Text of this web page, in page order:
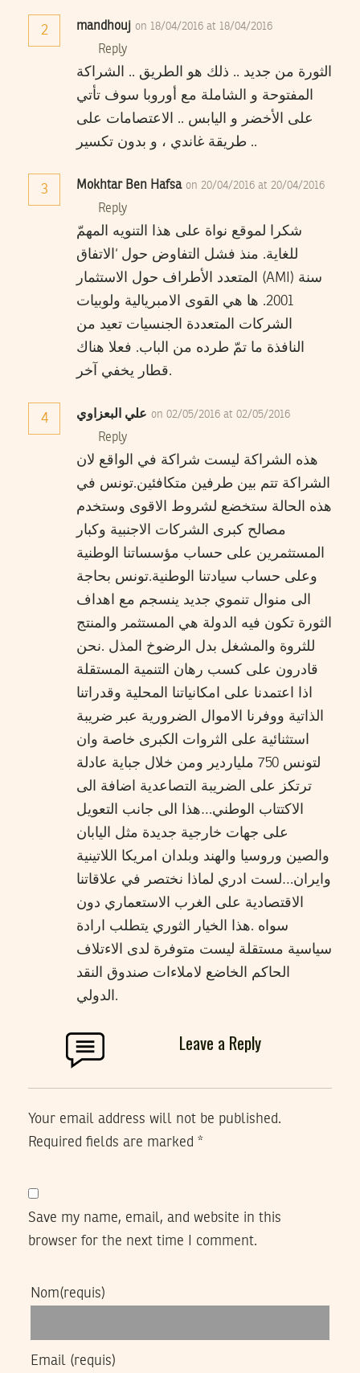
2 mandhouj on 18/04/2016 at 18/04/2016
Reply
الثورة من جديد .. ذلك هو الطريق .. الشراكة
المفتوحة و الشاملة مع أوروبا سوف تأتي
على الأخضر و اليابس .. الاعتصامات على
طريقة غاندي ، و بدون تكسير ..
3 Mokhtar Ben Hafsa on 20/04/2016 at 20/04/2016
Reply
شكرا لموقع نواة على هذا التنويه المهمّ
للغاية. منذ فشل التفاوض حول ‘الاتفاق
المتعدد الأطراف حول الاستثمار (AMI) سنة
2001. ها هي القوى الامبريالية ولوبيات
الشركات المتعددة الجنسيات تعيد من
النافذة ما تمّ طرده من الباب. فعلا هناك
قطار يخفي آخر.
4 علي البعزاوي on 02/05/2016 at 02/05/2016
Reply
هذه الشراكة ليست شراكة في الواقع لان
الشراكة تتم بين طرفين متكافئين.تونس في
هذه الحالة ستخضع لشروط الاقوى وستخدم
مصالح كبرى الشركات الاجنبية وكبار
المستثمرين على حساب مؤسساتنا الوطنية
وعلى حساب سيادتنا الوطنية.تونس بحاجة
الى منوال تنموي جديد ينسجم مع اهداف
الثورة تكون فيه الدولة هي المستثمر والمنتج
للثروة والمشغل بدل الرضوخ المذل .نحن
قادرون على كسب رهان التنمية المستقلة
اذا اعتمدنا على امكانياتنا المحلية وقدراتنا
الذاتية ووفرنا الاموال الضرورية عبر ضريبة
استثنائية على الثروات الكبرى خاصة وان
لتونس 750 ملياردير ومن خلال جباية عادلة
ترتكز على الضريبة التصاعدية اضافة الى
الاكتتاب الوطني…هذا الى جانب التعويل
على جهات خارجية جديدة مثل اليابان
والصين وروسيا والهند وبلدان امريكا اللاتينية
وايران…لست ادري لماذا نختصر في علاقاتنا
الاقتصادية على الغرب الاستعماري دون
سواه .هذا الخيار الثوري يتطلب ارادة
سياسية مستقلة ليست متوفرة لدى الاءتلاف
الحاكم الخاضع لاملاءات صندوق النقد
الدولي.
Leave a Reply
Your email address will not be published.
Required fields are marked *
Save my name, email, and website in this
browser for the next time I comment.
Nom(requis)
Email (requis)